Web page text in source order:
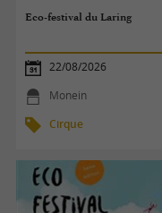
Eco-festival du Laring
22/08/2026
Monein
Cirque